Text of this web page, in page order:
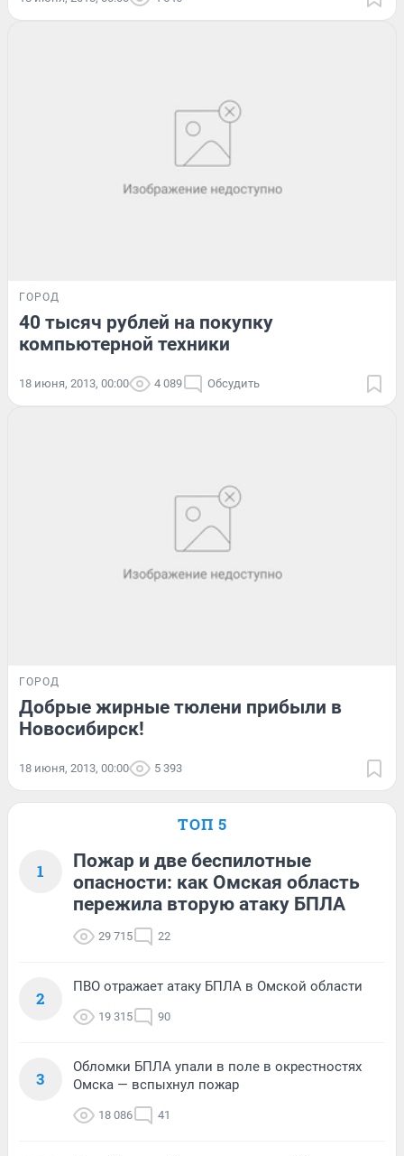
ГОРОД
40 тысяч рублей на покупку
компьютерной техники
18 июня, 2013, 00:00 4 089 Обсудить
ГОРОД
Добрые жирные тюлени прибыли в
Новосибирск!
18 июня, 2013, 00:00 5 393
ТОП 5
1
Пожар и две беспилотные
опасности: как Омская область
пережила вторую атаку БПЛА
29 715 22
2
ПВО отражает атаку БПЛА в Омской области
19 315 90
3
Обломки БПЛА упали в поле в окрестностях
Омска — вспыхнул пожар
18 086 41